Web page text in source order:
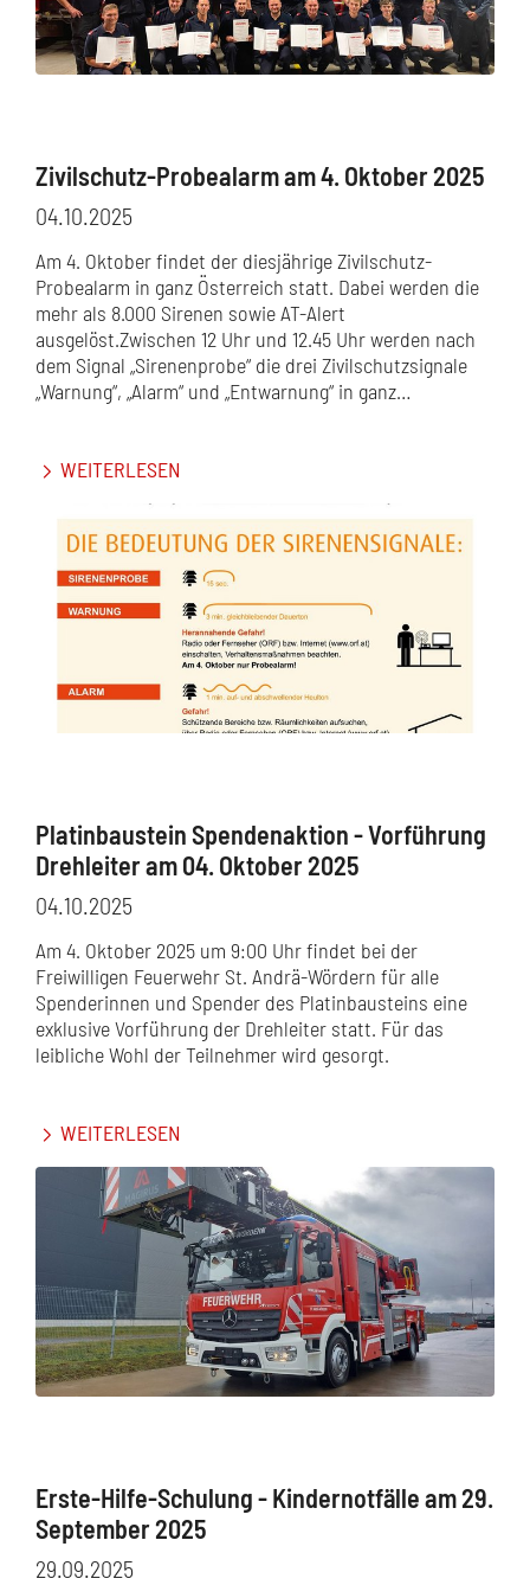
Zivilschutz-Probealarm am 4. Oktober 2025
04.10.2025
Am 4. Oktober findet der diesjährige Zivilschutz-
Probealarm in ganz Österreich statt. Dabei werden die
mehr als 8.000 Sirenen sowie AT-Alert
ausgelöst.Zwischen 12 Uhr und 12.45 Uhr werden nach
dem Signal „Sirenenprobe“ die drei Zivilschutzsignale
„Warnung“, „Alarm“ und „Entwarnung“ in ganz…
WEITERLESEN
Platinbaustein Spendenaktion - Vorführung
Drehleiter am 04. Oktober 2025
04.10.2025
Am 4. Oktober 2025 um 9:00 Uhr findet bei der
Freiwilligen Feuerwehr St. Andrä-Wördern für alle
Spenderinnen und Spender des Platinbausteins eine
exklusive Vorführung der Drehleiter statt. Für das
leibliche Wohl der Teilnehmer wird gesorgt.
WEITERLESEN
Erste-Hilfe-Schulung - Kindernotfälle am 29.
September 2025
29.09.2025